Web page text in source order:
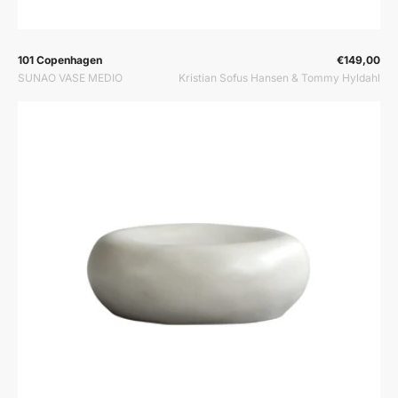
Prodavač:
101 Copenhagen
SUNAO VASE MEDIO
€149,00
Kristian Sofus Hansen & Tommy Hyldahl